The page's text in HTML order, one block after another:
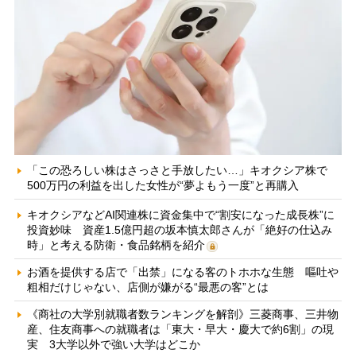
「この恐ろしい株はさっさと手放したい…」キオクシア株で
500万円の利益を出した女性が“夢よもう一度”と再購入
キオクシアなどAI関連株に資金集中で“割安になった成長株”に
投資妙味 資産1.5億円超の坂本慎太郎さんが「絶好の仕込み
時」と考える防衛・食品銘柄を紹介
お酒を提供する店で「出禁」になる客のトホホな生態 嘔吐や
粗相だけじゃない、店側が嫌がる“最悪の客”とは
《商社の大学別就職者数ランキングを解剖》三菱商事、三井物
産、住友商事への就職者は「東大・早大・慶大で約6割」の現
実 3大学以外で強い大学はどこか